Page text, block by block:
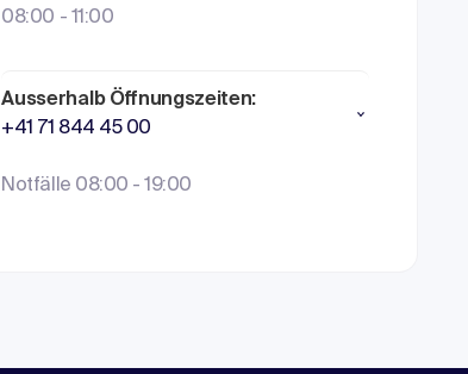
08:00 - 11:00
Ausserhalb Öffnungszeiten:
+41 71 844 45 00
Notfälle 08:00 - 19:00